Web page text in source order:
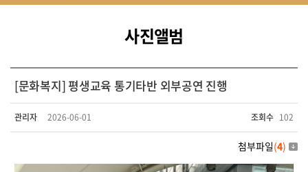
사진앨범
[문화복지] 평생교육 통기타반 외부공연 진행
관리자 2026-06-01 조회수 102
첨부파일(4)